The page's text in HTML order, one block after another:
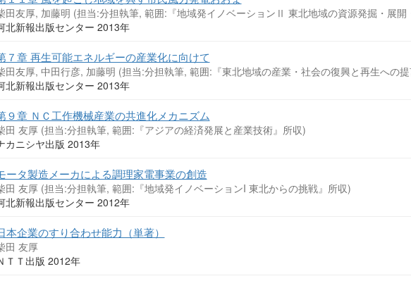
田友厚, 加藤明 (担当:分担執筆, 範囲:『地域発イノベーションⅡ 東北地域の資源発掘・展開
北新報出版センター 2013年
７章 再生可能エネルギーの産業化に向けて
田友厚, 中田行彦, 加藤明 (担当:分担執筆, 範囲:『東北地域の産業・社会の復興と再生への
北新報出版センター 2013年
９章 ＮＣ工作機械産業の共進化メカニズム
田 友厚 (担当:分担執筆, 範囲:『アジアの経済発展と産業技術』所収)
カニシヤ出版 2013年
ータ製造メーカによる調理家電事業の創造
田 友厚 (担当:分担執筆, 範囲:『地域発イノベーションI 東北からの挑戦』所収)
北新報出版センター 2012年
本企業のすり合わせ能力（単著）
田 友厚
ＴＴ出版 2012年